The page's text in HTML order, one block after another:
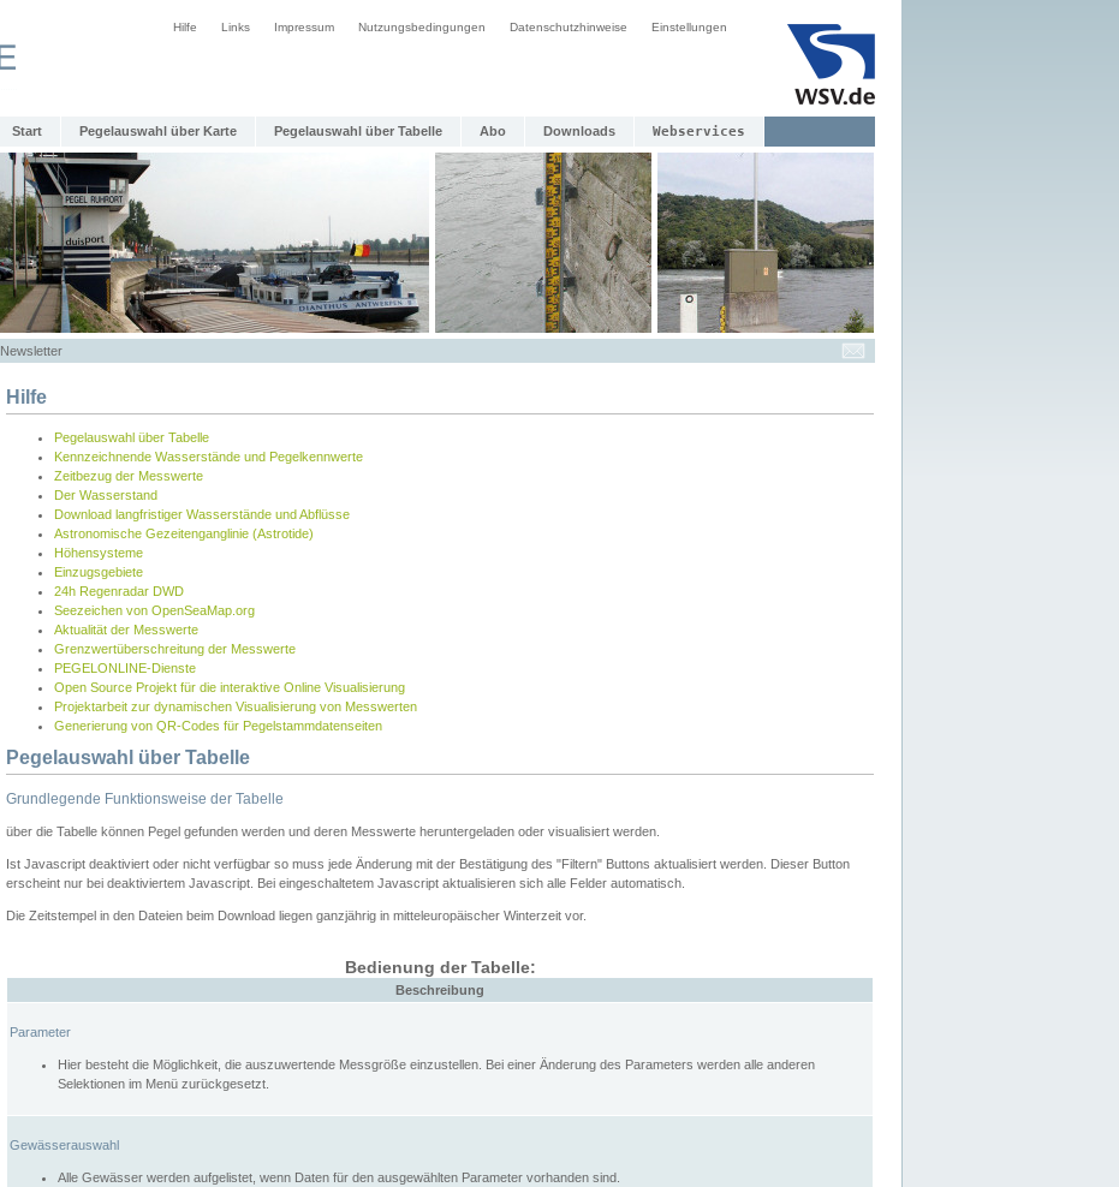
Hilfe Links Impressum Nutzungsbedingungen Datenschutzhinweise Einstellungen
Start Pegelauswahl über Karte Pegelauswahl über Tabelle Abo Downloads Webservices
Newsletter
Hilfe
Pegelauswahl über Tabelle
Kennzeichnende Wasserstände und Pegelkennwerte
Zeitbezug der Messwerte
Der Wasserstand
Download langfristiger Wasserstände und Abflüsse
Astronomische Gezeitenganglinie (Astrotide)
Höhensysteme
Einzugsgebiete
24h Regenradar DWD
Seezeichen von OpenSeaMap.org
Aktualität der Messwerte
Grenzwertüberschreitung der Messwerte
PEGELONLINE-Dienste
Open Source Projekt für die interaktive Online Visualisierung
Projektarbeit zur dynamischen Visualisierung von Messwerten
Generierung von QR-Codes für Pegelstammdatenseiten
Pegelauswahl über Tabelle
Grundlegende Funktionsweise der Tabelle
über die Tabelle können Pegel gefunden werden und deren Messwerte heruntergeladen oder visualisiert werden.
Ist Javascript deaktiviert oder nicht verfügbar so muss jede Änderung mit der Bestätigung des "Filtern" Buttons aktualisiert werden. Dieser Button
erscheint nur bei deaktiviertem Javascript. Bei eingeschaltetem Javascript aktualisieren sich alle Felder automatisch.
Die Zeitstempel in den Dateien beim Download liegen ganzjährig in mitteleuropäischer Winterzeit vor.
Bedienung der Tabelle:
Beschreibung
Parameter
Hier besteht die Möglichkeit, die auszuwertende Messgröße einzustellen. Bei einer Änderung des Parameters werden alle anderen
Selektionen im Menü zurückgesetzt.
Gewässerauswahl
Alle Gewässer werden aufgelistet, wenn Daten für den ausgewählten Parameter vorhanden sind.